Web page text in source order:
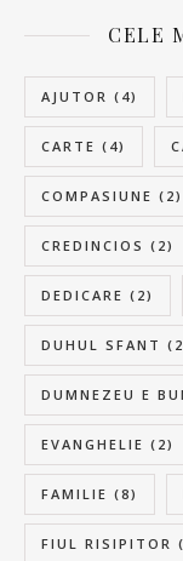
CELE
AJUTOR (4)
CARTE (4)
COMPASIUNE (2)
CREDINCIOS (2)
DEDICARE (2)
DUHUL SFANT
DUMNEZEU E
EVANGHELIE (2)
FAMILIE (8)
FIUL RISIPITOR